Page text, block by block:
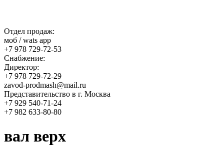
Отдел продаж:
моб / wats app
+7 978 729-72-53
Снабжение:
Директор:
+7 978 729-72-29
zavod-prodmash@mail.ru
Представительство в г. Москва
+7 929 540-71-24
+7 982 633-80-80
вал верх